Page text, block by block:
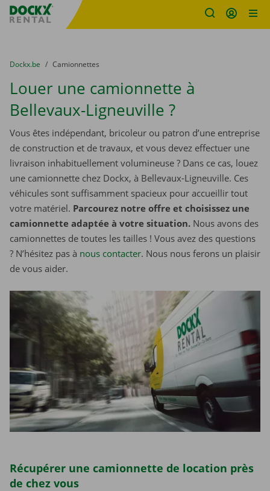
sitename
You are here:
du
Dockx.be to
Camionnettes
Louer une camionnette à
Bellevaux-Ligneuville ?
Vous êtes indépendant, bricoleur ou patron d’une entreprise
de construction et de travaux, et vous devez effectuer une
livraison inhabituellement volumineuse ? Dans ce cas, louez
une camionnette chez Dockx, à Bellevaux-Ligneuville. Ces
véhicules sont suffisamment spacieux pour accueillir tout
votre matériel. Parcourez notre offre et choisissez une
camionnette adaptée à votre situation. Nous avons des
camionnettes de toutes les tailles ! Vous avez des questions
? N’hésitez pas à nous contacter. Nous nous ferons un plaisir
de vous aider.
Récupérer une camionnette de location près
de chez vous